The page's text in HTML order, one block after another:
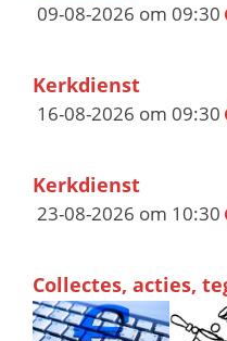
09-08-2026 om 09:30
Kerkdienst
16-08-2026 om 09:30
Kerkdienst
23-08-2026 om 10:30
Collectes, acties,